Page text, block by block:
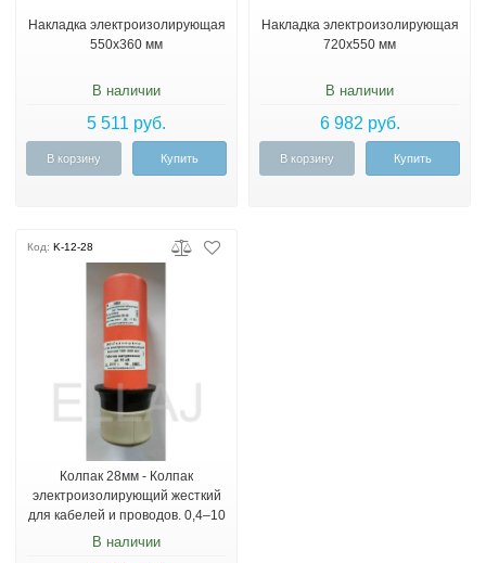
Накладка электроизолирующая
550х360 мм
В наличии
5 511 руб.
В корзину Купить
Накладка электроизолирующая
720х550 мм
В наличии
6 982 руб.
В корзину Купить
Код: K-12-28
Колпак 28мм - Колпак
электроизолирующий жесткий
для кабелей и проводов. 0,4–10
В наличии